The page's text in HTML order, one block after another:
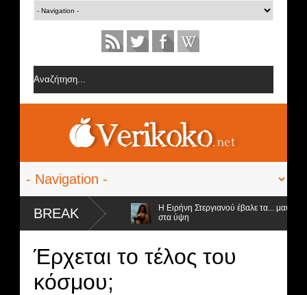
BREAK
της Σοφίας Δανέζη
Η Ειρήνη Στεργιανού έβαλε τα... μαύρα της
στα ύψη
Έρχεται το τέλος του
κόσμου;